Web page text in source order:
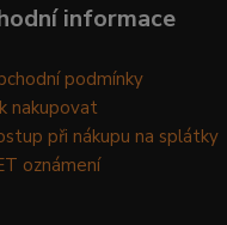
informace
podmínky
nakupovat
při nákupu na splátky
oznámení